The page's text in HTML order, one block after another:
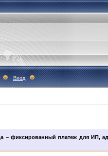
Вход
– фиксированный платеж для ИП,